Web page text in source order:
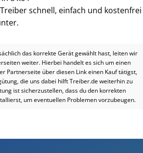
schnell, einfach und kostenfrei
das korrekte Gerät gewählt hast, leiten wir
weiter. Hierbei handelt es sich um einen
Partnerseite über diesen Link einen Kauf tätigst,
die uns dabei hilft Treiber.de weiterhin zu
ist sicherzustellen, dass du den korrekten
um eventuellen Problemen vorzubeugen.